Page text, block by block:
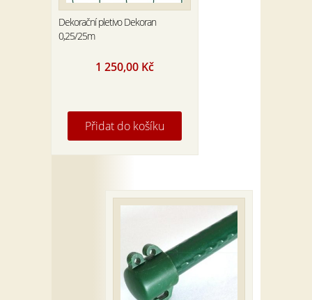
Dekorační pletivo Dekoran
0,25/25m
1 250,00 Kč
Přidat do košíku